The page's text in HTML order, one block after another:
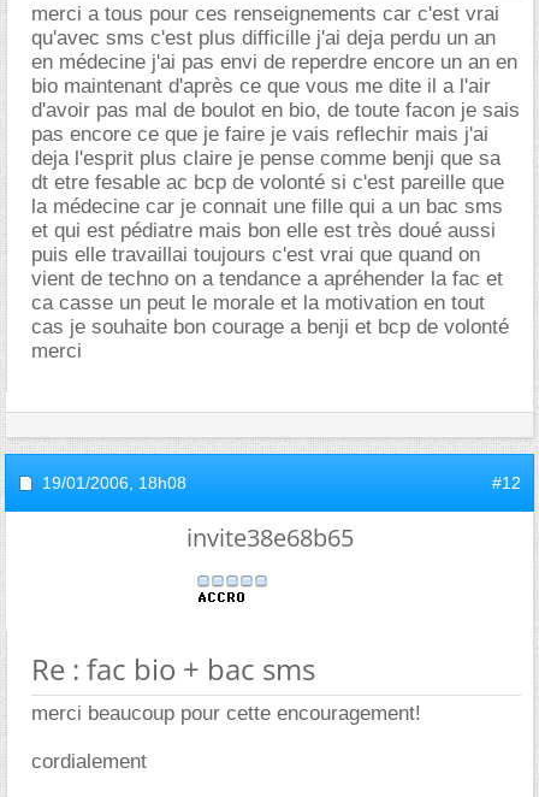
merci a tous pour ces renseignements car c'est vrai
qu'avec sms c'est plus difficille j'ai deja perdu un an
en médecine j'ai pas envi de reperdre encore un an en
bio maintenant d'après ce que vous me dite il a l'air
d'avoir pas mal de boulot en bio, de toute facon je sais
pas encore ce que je faire je vais reflechir mais j'ai
deja l'esprit plus claire je pense comme benji que sa
dt etre fesable ac bcp de volonté si c'est pareille que
la médecine car je connait une fille qui a un bac sms
et qui est pédiatre mais bon elle est très doué aussi
puis elle travaillai toujours c'est vrai que quand on
vient de techno on a tendance a apréhender la fac et
ca casse un peut le morale et la motivation en tout
cas je souhaite bon courage a benji et bcp de volonté
merci
19/01/2006, 18h08 #12
invite38e68b65
Re : fac bio + bac sms
merci beaucoup pour cette encouragement!
cordialement